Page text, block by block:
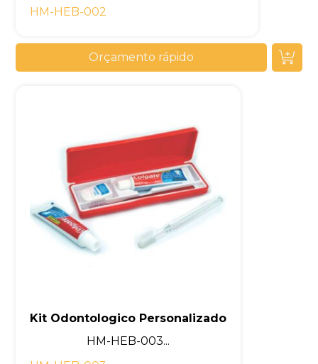
HM-HEB-002
Orçamento rápido
Kit Odontologico Personalizado
HM-HEB-003...